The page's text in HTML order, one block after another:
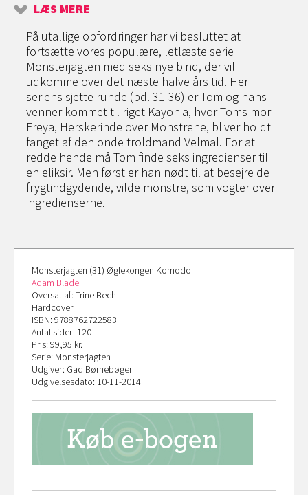
LÆS MERE
På utallige opfordringer har vi besluttet at
fortsætte vores populære, letlæste serie
Monsterjagten med seks nye bind, der vil
udkomme over det næste halve års tid. Her i
seriens sjette runde (bd. 31-36) er Tom og hans
venner kommet til riget Kayonia, hvor Toms mor
Freya, Herskerinde over Monstrene, bliver holdt
fanget af den onde troldmand Velmal. For at
redde hende må Tom finde seks ingredienser til
en eliksir. Men først er han nødt til at besejre de
frygtindgydende, vilde monstre, som vogter over
ingredienserne.
Monsterjagten (31) Øglekongen Komodo
Adam Blade
Oversat af: Trine Bech
Hardcover
ISBN: 9788762722583
Antal sider: 120
Pris: 99,95 kr.
Serie: Monsterjagten
Udgiver: Gad Børnebøger
Udgivelsesdato: 10-11-2014